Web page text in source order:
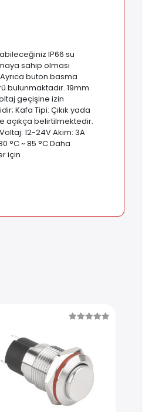
IP66 su
sahip olması
buton basma
bulunmaktadır. 19mm
geçişine izin
Kafa Tipi: Çıkık yada
açıkça belirtilmektedir.
12-24V Akım: 3A
°C ~ 85 °C Daha
için